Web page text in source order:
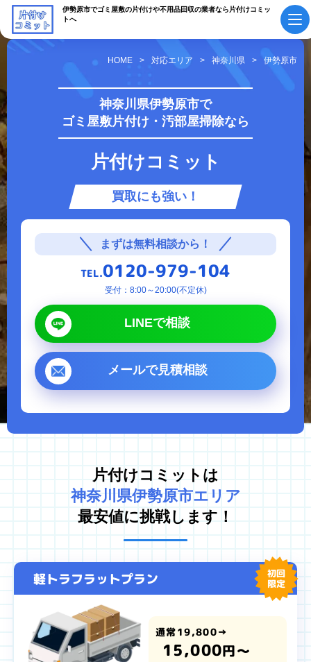
伊勢原市でゴミ屋敷の片付けや不用品回収の業者なら片付けコミッ
トへ
初めての方へ ご依頼の流れ
会社概要・
スタッフ紹介
よくあるご質問
お知らせ
作業実績・
お客様の声
お役立ちコラム
サービス案内
ゴミ屋敷片付け 汚部屋掃除
不用品回収
ハウスクリーニング
神奈川県
HOME 対応エリア 神奈川県 伊勢原市
神奈川県伊勢原市で
ゴミ屋敷片付け・汚部屋掃除なら
片付けコミット
買取にも強い！
まずは無料相談から！
TEL.0120-979-104
受付：8:00～20:00(不定休)
LINEで相談
メールで見積相談
片付けコミットは
神奈川県伊勢原市エリア
最安値に挑戦します！
軽トラフラットプラン
初回
限定
通常19,800→
15,000円～